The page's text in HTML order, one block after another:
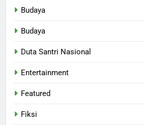
Budaya
Budaya
Duta Santri Nasional
Entertainment
Featured
Fiksi